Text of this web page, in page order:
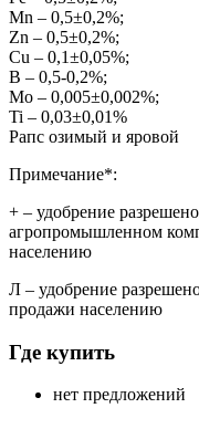
Mn – 0,5±0,2%;
Zn – 0,5±0,2%;
Cu – 0,1±0,05%;
В – 0,5-0,2%;
Mo – 0,005±0,002%;
Ti – 0,03±0,01%
Рапс озимый и яровой
Примечание*:
+ – удобрение
агропромышленном
населению
Л – удобрение
продажи населению
Где купить
нет предложений